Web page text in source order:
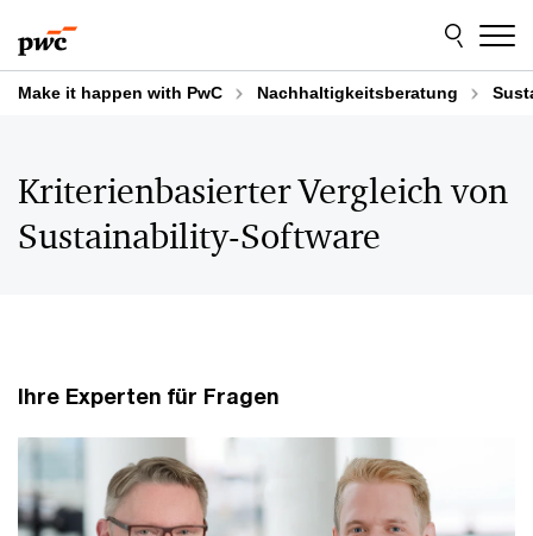
to
content
to
footer
Make it happen with PwC Nachhaltigkeitsberatung
Kriterienbasierter Vergleich von
Sustainability-Software
Ihre Experten für Fragen